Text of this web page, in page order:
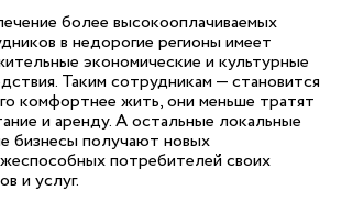
более высокооплачиваемых
в недорогие регионы имеет
экономические и культурные
Таким сотрудникам — становится
комфортнее жить, они меньше тратят
и аренду. А остальные локальные
бизнесы получают новых
потребителей своих
и услуг.